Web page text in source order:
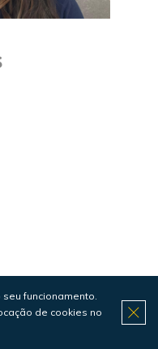
funcionamento.
de cookies no